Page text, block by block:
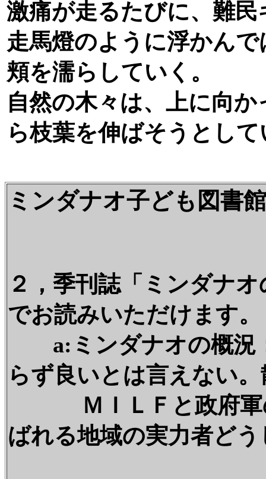
激痛が走るたびに、難
走馬燈のように浮かん
頬を濡らしていく。
自然の木々は、上に向
ら枝葉を伸ばそうとし
ミンダナオ子ども図書
２，季刊誌「ミンダナ
でお読みいただけます。
a:ミンダナオの概況
らず良いとは言えない
ＭＩＬＦと政府軍の
ばれる地域の実力者ど